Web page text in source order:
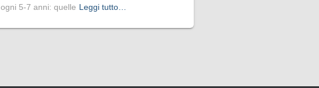
ogni 5-7 anni: quelle Leggi tutto…